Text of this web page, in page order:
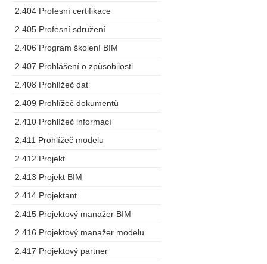
2.404 Profesní certifikace
2.405 Profesní sdružení
2.406 Program školení BIM
2.407 Prohlášení o způsobilosti
2.408 Prohlížeč dat
2.409 Prohlížeč dokumentů
2.410 Prohlížeč informací
2.411 Prohlížeč modelu
2.412 Projekt
2.413 Projekt BIM
2.414 Projektant
2.415 Projektový manažer BIM
2.416 Projektový manažer modelu
2.417 Projektový partner